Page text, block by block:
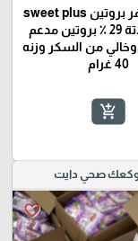
4 حبات ويفر بروتين sweet plus
بالشوكولاتة 29 ٪؜ بروتين مدعم
وخالي من السكر وزنه
40 غرام
add_shopping_cart
صحي دايت
favorite_border